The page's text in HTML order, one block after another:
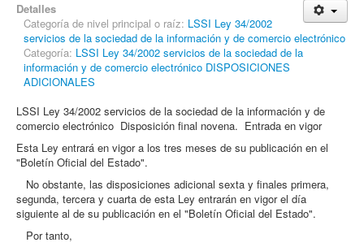
Nosotros y contacto
Buscar...
Detalles
Categoría de nivel principal o raíz: LSSI Ley 34/2002
servicios de la sociedad de la información y de comercio electrónico
Categoría: LSSI Ley 34/2002 servicios de la sociedad de la
información y de comercio electrónico DISPOSICIONES
ADICIONALES
LSSI Ley 34/2002 servicios de la sociedad de la información y de
comercio electrónico Disposición final novena. Entrada en vigor
Esta Ley entrará en vigor a los tres meses de su publicación en el
"Boletín Oficial del Estado".
No obstante, las disposiciones adicional sexta y finales primera,
segunda, tercera y cuarta de esta Ley entrarán en vigor el día
siguiente al de su publicación en el "Boletín Oficial del Estado".
Por tanto,